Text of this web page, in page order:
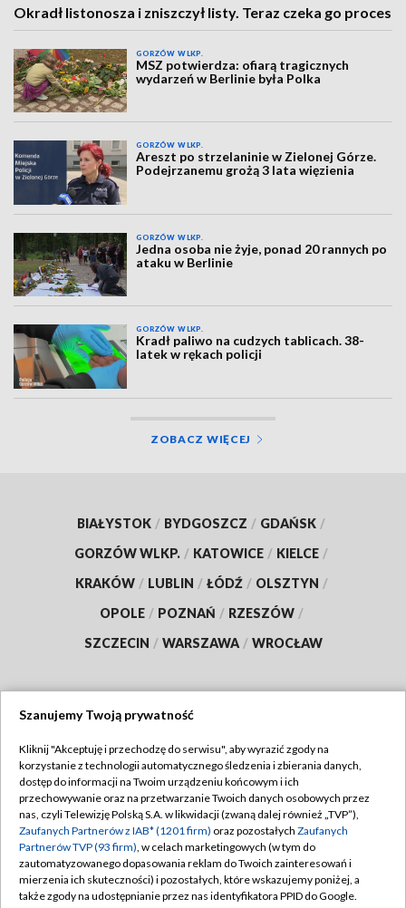
Okradł listonosza i zniszczył listy. Teraz czeka go proces
GORZÓW WLKP.
MSZ potwierdza: ofiarą tragicznych
wydarzeń w Berlinie była Polka
GORZÓW WLKP.
Areszt po strzelaninie w Zielonej Górze.
Podejrzanemu grożą 3 lata więzienia
GORZÓW WLKP.
Jedna osoba nie żyje, ponad 20 rannych po
ataku w Berlinie
GORZÓW WLKP.
Kradł paliwo na cudzych tablicach. 38-
latek w rękach policji
ZOBACZ WIĘCEJ
BIAŁYSTOK / BYDGOSZCZ / GDAŃSK /
GORZÓW WLKP. / KATOWICE / KIELCE /
KRAKÓW / LUBLIN / ŁÓDŹ / OLSZTYN /
OPOLE / POZNAŃ / RZESZÓW /
SZCZECIN / WARSZAWA / WROCŁAW
TVP
Abonament TVP
Emisja w TVP
Centrum informacji TVP
Naziemna Telewizja Cyfrowa
Regulamin TVP
Polityka prywatności
Moje zgody
Pomoc
Szanujemy Twoją prywatność
Kliknij "Akceptuję i przechodzę do serwisu", aby wyrazić zgody na
korzystanie z technologii automatycznego śledzenia i zbierania danych,
dostęp do informacji na Twoim urządzeniu końcowym i ich
przechowywanie oraz na przetwarzanie Twoich danych osobowych przez
nas, czyli Telewizję Polską S.A. w likwidacji (zwaną dalej również „TVP”),
Zaufanych Partnerów z IAB* (1201 firm) oraz pozostałych Zaufanych
Partnerów TVP (93 firm), w celach marketingowych (w tym do
zautomatyzowanego dopasowania reklam do Twoich zainteresowań i
mierzenia ich skuteczności) i pozostałych, które wskazujemy poniżej, a
także zgody na udostępnianie przez nas identyfikatora PPID do Google.